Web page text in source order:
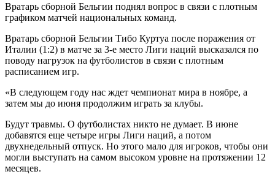
Вратарь сборной Бельгии поднял вопрос в связи с плотным
графиком матчей национальных команд.
Вратарь сборной Бельгии Тибо Куртуа после поражения от
Италии (1:2) в матче за 3-е место Лиги наций высказался по
поводу нагрузок на футболистов в связи с плотным
расписанием игр.
«В следующем году нас ждет чемпионат мира в ноябре, а
затем мы до июня продолжим играть за клубы.
Будут травмы. О футболистах никто не думает. В июне
добавятся еще четыре игры Лиги наций, а потом
двухнедельный отпуск. Но этого мало для игроков, чтобы они
могли выступать на самом высоком уровне на протяжении 12
месяцев.